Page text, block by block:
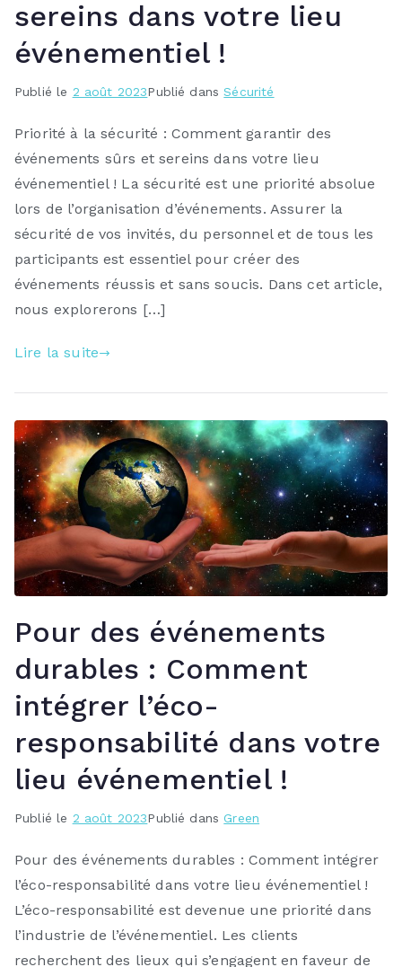
sereins dans votre lieu
événementiel !
Publié le 2 août 2023Publié dansSécurité
Priorité à la sécurité : Comment garantir des
événements sûrs et sereins dans votre lieu
événementiel ! La sécurité est une priorité absolue
lors de l’organisation d’événements. Assurer la
sécurité de vos invités, du personnel et de tous les
participants est essentiel pour créer des
événements réussis et sans soucis. Dans cet article,
nous explorerons […]
Lire la suite
Pour des événements
durables : Comment
intégrer l’éco-
responsabilité dans votre
lieu événementiel !
Publié le 2 août 2023Publié dansGreen
Pour des événements durables : Comment intégrer
l’éco-responsabilité dans votre lieu événementiel !
L’éco-responsabilité est devenue une priorité dans
l’industrie de l’événementiel. Les clients
recherchent des lieux qui s’engagent en faveur de